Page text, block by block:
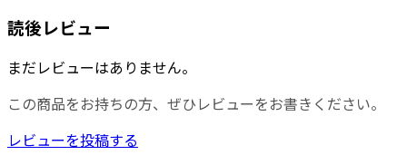
読後レビュー
まだレビューはありません。
この商品をお持ちの方、ぜひレビューをお書きください。
レビューを投稿する